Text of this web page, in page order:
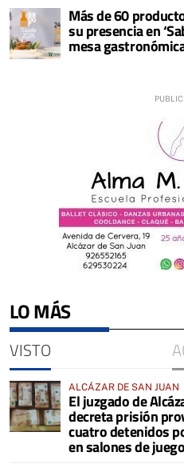
Más de 60
su presencia en
mesa
LO MÁS
VISTO
ALCÁZAR DE SAN JUAN
El juzgado de
decreta prisión
cuatro detenidos
en salones de juego